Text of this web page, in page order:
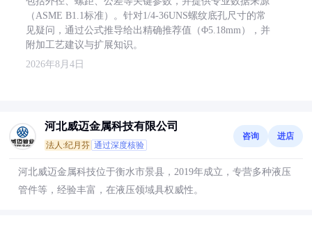
（ASME B1.1标准）。针对1/4-36UNS螺纹底孔尺寸的常
见疑问，通过公式推导给出精确推荐值（Φ5.18mm），并
附加工艺建议与扩展知识。
2026年8月4日
河北威迈金属科技有限公司
法人:纪月芬 通过深度核验
咨询 进店
河北威迈金属科技位于衡水市景县，2019年成立，专营多种液压
管件等，经验丰富，在液压领域具权威性。